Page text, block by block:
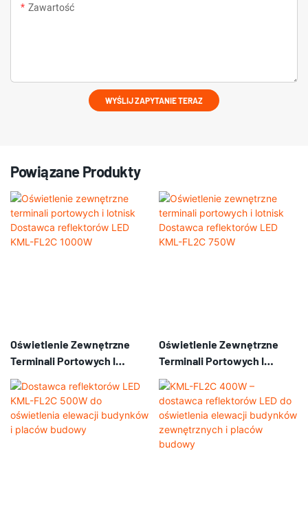
Zawartość
WYŚLIJ ZAPYTANIE TERAZ
Powiązane Produkty
Oświetlenie Zewnętrzne
Terminali Portowych I
Lotnisk Dostawca
Reflektorów LED KML-FL2C
1000W
Oświetlenie Zewnętrzne
Terminali Portowych I
Lotnisk Dostawca
Reflektorów LED KML-FL2C
750W